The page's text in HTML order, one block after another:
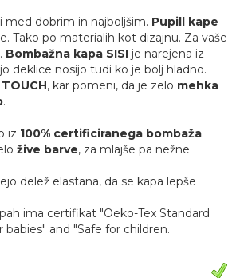
med dobrim in najboljšim. Pupill kape
Tako po materialih kot dizajnu. Za vaše
Bombažna kapa SISI je narejena iz
deklice nosijo tudi ko je bolj hladno.
, kar pomeni, da je zelo mehka
.
iz 100% certificiranega bombaža.
žive barve, za mlajše pa nežne
delež elastana, da se kapa lepše
ima certifikat "Oeko-Tex Standard
babies" and "Safe for children.